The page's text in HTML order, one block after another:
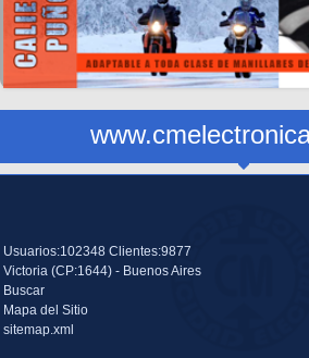
Usuarios:102348 Clientes:9877
Victoria (CP:1644) - Buenos Aires
Buscar
Mapa del Sitio
sitemap.xml